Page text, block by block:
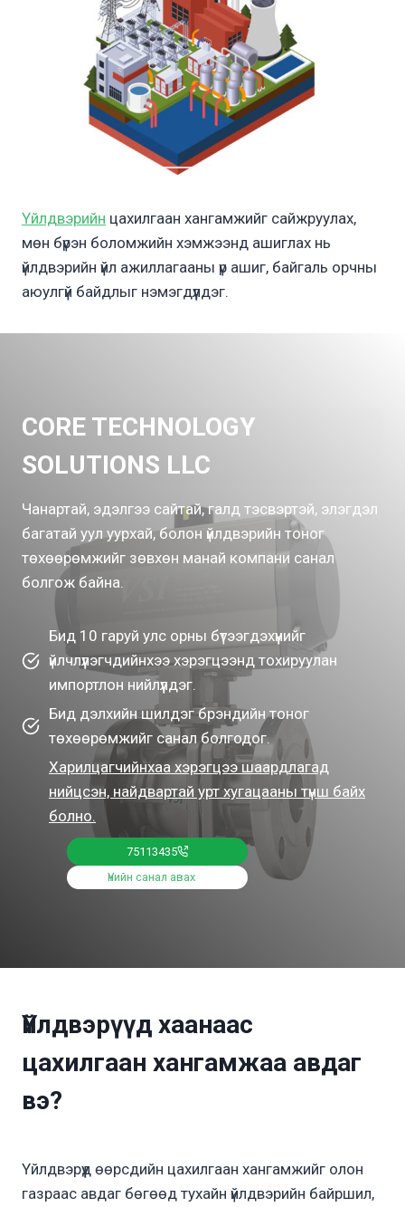
Үйлдвэрийн цахилгаан хангамжийг сайжруулах,
мөн бүрэн боломжийн хэмжээнд ашиглах нь
үйлдвэрийн үйл ажиллагааны үр ашиг, байгаль орчны
аюулгүй байдлыг нэмэгдүүлдэг.
CORE TECHNOLOGY
SOLUTIONS LLC
Чанартай, эдэлгээ сайтай, галд тэсвэртэй, элэгдэл
багатай уул уурхай, болон үйлдвэрийн тоног
төхөөрөмжийг зөвхөн манай компани санал
болгож байна.
Бид 10 гаруй улс орны бүтээгдэхүүнийг
үйлчлүүлэгчдийнхээ хэрэгцээнд тохируулан
импортлон нийлүүлдэг.
Бид дэлхийн шилдэг брэндийн тоног
төхөөрөмжийг санал болгодог.
Харилцагчийнхаа хэрэгцээ шаардлагад
нийцсэн, найдвартай урт хугацааны түнш байх
болно.
75113435
Үнийн санал авах
Үйлдвэрүүд хаанаас
цахилгаан хангамжаа авдаг
вэ?
Үйлдвэрүүд өөрсдийн цахилгаан хангамжийг олон
газраас авдаг бөгөөд тухайн үйлдвэрийн байршил,